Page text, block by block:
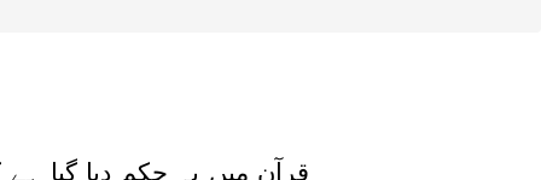
قرآن میں یہ حکم دیا گیا